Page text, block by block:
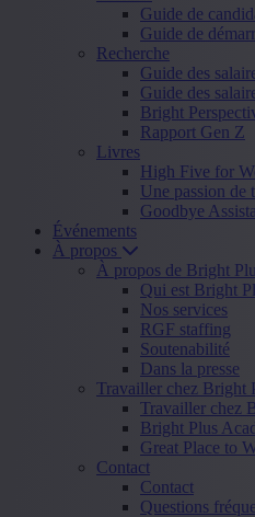
Guide de
Guide de
Recherche
Guide des
Guide des
Bright
Rapport Gen Z
Livres
High Five for
Une passion de
Goodbye
Événements
À propos
À propos de Bright
Qui est Bright
Nos services
RGF staffing
Soutenabilité
Dans la presse
Travailler chez Bright
Travailler chez
Bright Plus
Great Place to
Contact
Contact
Questions